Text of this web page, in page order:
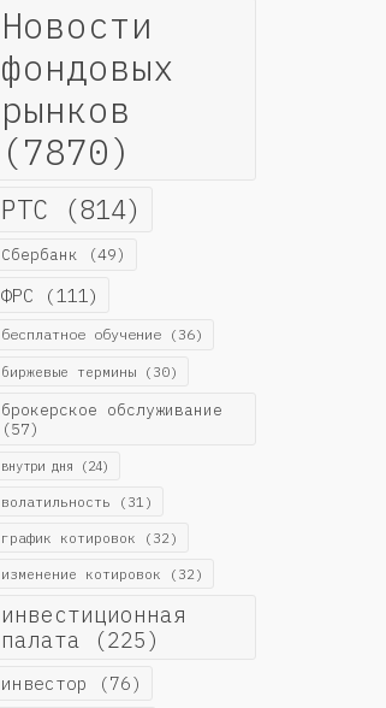
Новости
фондовых
рынков
(7870)
РТС (814)
Сбербанк (49)
ФРС (111)
бесплатное обучение(36)
биржевые термины(30)
брокерское обслуживание
(57)
внутри дня (24)
волатильность (31)
график котировок (32)
изменение котировок (32)
инвестиционная
палата (225)
инвестор (76)